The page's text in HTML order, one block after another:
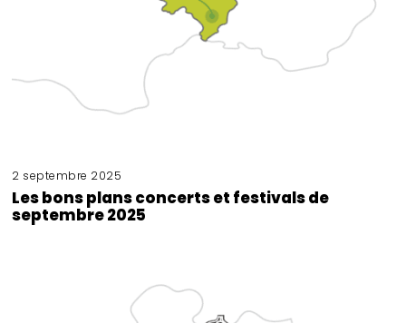
2 septembre 2025
Les bons plans concerts et festivals de
septembre 2025